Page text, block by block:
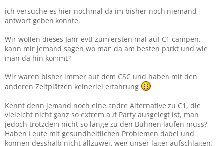
ich versuche es hier nochmal da im bisher noch niemand
antwort geben konnte.
Wir wollen dieses Jahr evtl zum ersten mal auf C1 campen,
kann mir jemand sagen wo man da am besten parkt und wie
man da hin kommt?
Wir waren bisher immer auf dem CSC und haben mit den
anderen Zeltplätzen keinerlei erfahrung
Kennt denn jemand noch eine andre Alternative zu C1, die
vieleicht nicht ganz so extrem auf Party ausgelegt ist, man
jedoch trotzdem nicht so lange zu den Bühnen laufen muss?
Haben Leute mit gesundheitlichen Problemen dabei und
können desshalb nicht allzuweit weg unser lager aufschlagen.